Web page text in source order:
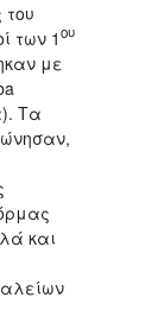
του
των 1ου
με
Τα
και